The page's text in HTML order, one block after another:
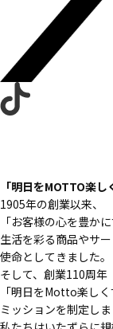
「明日をMOTTO楽し
1905年の創業以来、
「お客様の心を豊かに
生活を彩る商品やサ
使命としてきました。
そして、創業110周年
「明日をMotto楽し
ミッションを制定しま